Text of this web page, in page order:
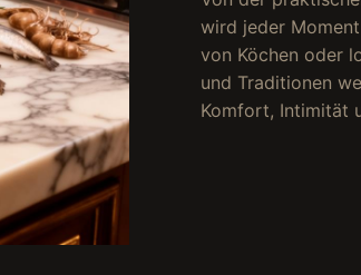
wird jeder
von Köchen oder
und Traditionen
Komfort, Intimität